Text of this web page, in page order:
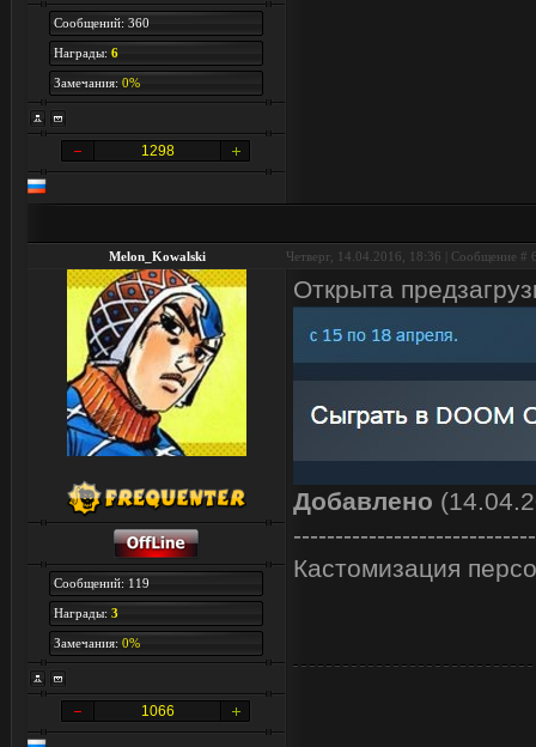
Сообщений: 360
Награды: 6
Замечания: 0%
1298
Melon_Kowalski Четверг, 14.04.2016, 18:36 | Сообщение #
Сообщений: 119
Награды: 3
Замечания: 0%
1066
Открыта
Добавлено
Кастомизация